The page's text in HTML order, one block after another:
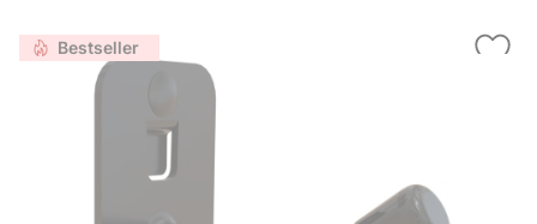
Bestseller